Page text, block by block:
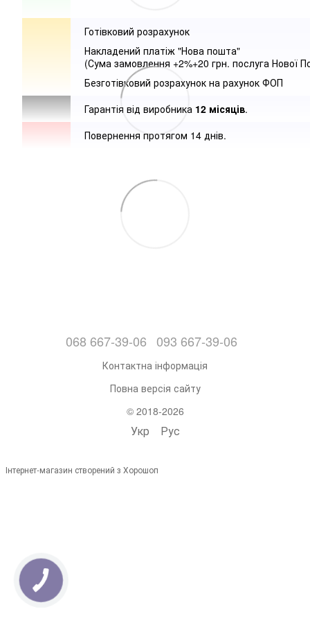
Готівковий розрахунок
Накладений платіж "Нова пошта"
(Сума замовлення +2%+20 грн. послуга Нової
Безготівковий розрахунок на рахунок ФОП
Гарантія від виробника 12 місяців.
Повернення протягом 14 днів.
068 667-39-06 093 667-39-06
Контактна інформація
Повна версія сайту
© 2018-2026
Укр Рус
Інтернет-магазин створений з Хорошоп